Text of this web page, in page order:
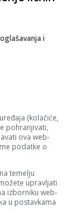
i
(kolačiće,
pohranjivati,
ova web-
podatke o
temelju
upravljati
izborniku web-
u postavkama